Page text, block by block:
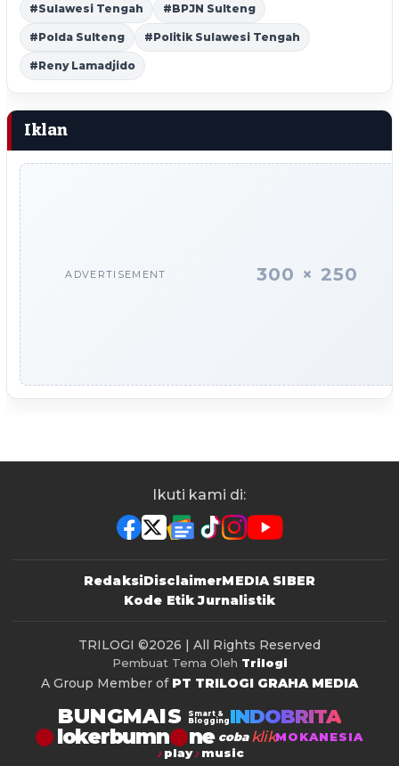
#Sulawesi Tengah #BPJN Sulteng
#Polda Sulteng #Politik Sulawesi Tengah
#Reny Lamadjido
Iklan
ADVERTISEMENT 300 × 250
Ikuti kami di:
RedaksiDisclaimerMEDIA SIBER
Kode Etik Jurnalistik
TRILOGI ©2026 | All Rights Reserved
Pembuat Tema Oleh Trilogi
A Group Member of PT TRILOGI GRAHA MEDIA
BUNGMAIS
Smart &
Blogging INDOBRITA
lokerbumn coba klikMOKANESIA
play
music